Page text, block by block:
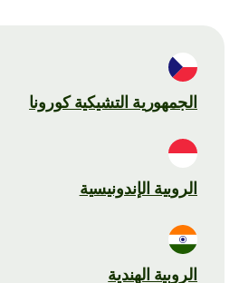
الجمهورية التشيكية كورونا
الروبية الإندونيسية
الروبية الهندية